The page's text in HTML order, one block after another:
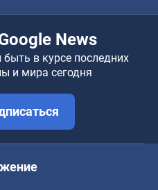
News
в курсе последних
и мира сегодня